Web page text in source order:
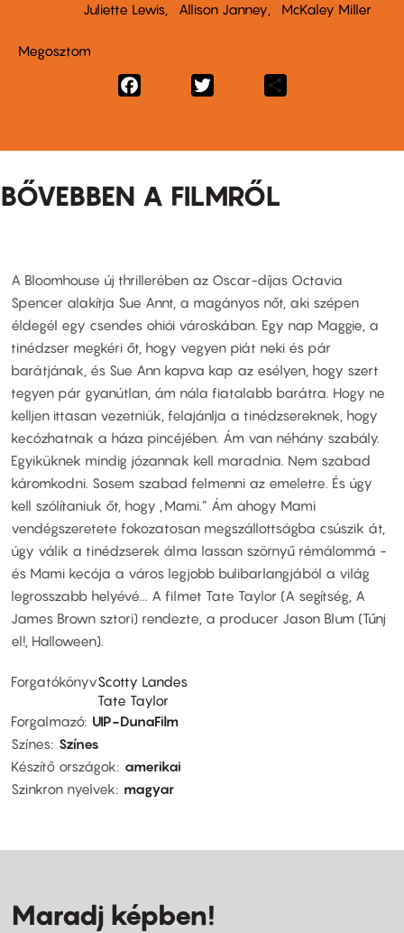
Juliette Lewis
Allison Janney McKaley Miller
Megosztom
Facebook
BŐVEBBEN A FILMRŐL
A Bloomhouse új thrillerében az Oscar-díjas Octavia
Spencer alakítja Sue Annt, a magányos nőt, aki szépen
éldegél egy csendes ohiói városkában. Egy nap Maggie, a
tinédzser megkéri őt, hogy vegyen piát neki és pár
barátjának, és Sue Ann kapva kap az esélyen, hogy szert
tegyen pár gyanútlan, ám nála fiatalabb barátra. Hogy ne
kelljen ittasan vezetniük, felajánlja a tinédzsereknek, hogy
kecózhatnak a háza pincéjében. Ám van néhány szabály.
Egyiküknek mindig józannak kell maradnia. Nem szabad
káromkodni. Sosem szabad felmenni az emeletre. És úgy
kell szólítaniuk őt, hogy „Mami.” Ám ahogy Mami
vendégszeretete fokozatosan megszállottságba csúszik át,
úgy válik a tinédzserek álma lassan szörnyű rémálommá -
és Mami kecója a város legjobb bulibarlangjából a világ
legrosszabb helyévé... A filmet Tate Taylor (A segítség, A
James Brown sztori) rendezte, a producer Jason Blum (Tűnj
el!, Halloween).
ForgatókönyvScotty Landes
Tate Taylor
Forgalmazó UIP-DunaFilm
Színes Színes
Készítő országok
amerikai
Szinkron nyelvek
magyar
Maradj képben!